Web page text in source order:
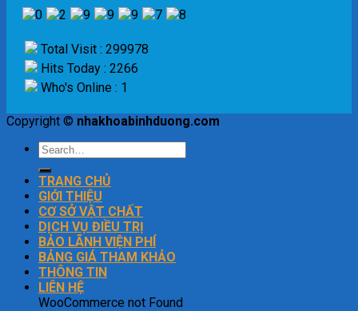
Total Visit : 299978
Hits Today : 2266
Who's Online : 1
Copyright © nhakhoabinhduong.com
TRANG CHỦ
GIỚI THIỆU
CƠ SỞ VẬT CHẤT
DỊCH VỤ ĐIỀU TRỊ
BẢO LÃNH VIỆN PHÍ
BẢNG GIÁ THAM KHẢO
THÔNG TIN
LIÊN HỆ
WooCommerce not Found